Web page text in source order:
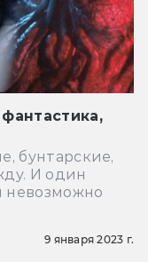
бунтарские,
И один
невозможно
9 января 2023 г.